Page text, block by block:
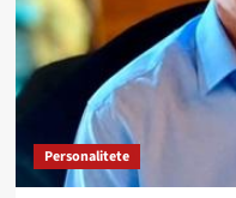
Personalitete